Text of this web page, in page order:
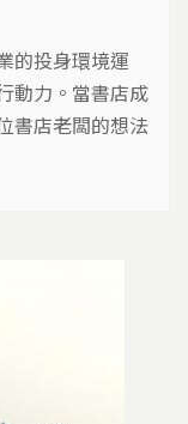
的投身環境運
動力。當書店成
書店老闆的想法
好奇，於是我